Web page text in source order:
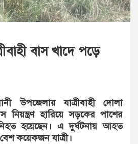
বাস খাদে পড়ে
উপজেলায় যাত্রীবাহী দোলা
নিয়ন্ত্রণ হারিয়ে সড়কের পাশের
হয়েছেন। এ দুর্ঘটনায় আহত
কয়েকজন যাত্রী।